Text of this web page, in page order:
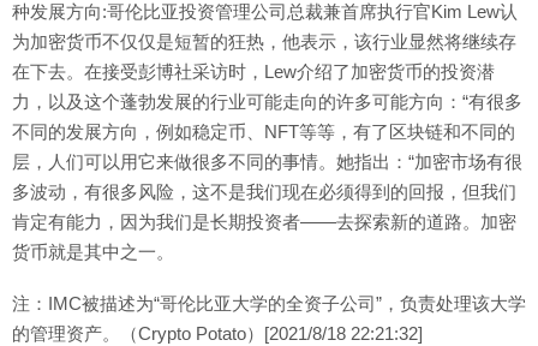
种发展方向:哥伦比亚投资管理公司总裁兼首席执行官Kim Lew认
为加密货币不仅仅是短暂的狂热，他表示，该行业显然将继续存
在下去。在接受彭博社采访时，Lew介绍了加密货币的投资潜
力，以及这个蓬勃发展的行业可能走向的许多可能方向：“有很多
不同的发展方向，例如稳定币、NFT等等，有了区块链和不同的
层，人们可以用它来做很多不同的事情。她指出：“加密市场有很
多波动，有很多风险，这不是我们现在必须得到的回报，但我们
肯定有能力，因为我们是长期投资者——去探索新的道路。加密
货币就是其中之一。
注：IMC被描述为“哥伦比亚大学的全资子公司”，负责处理该大学
的管理资产。（Crypto Potato）[2021/8/18 22:21:32]